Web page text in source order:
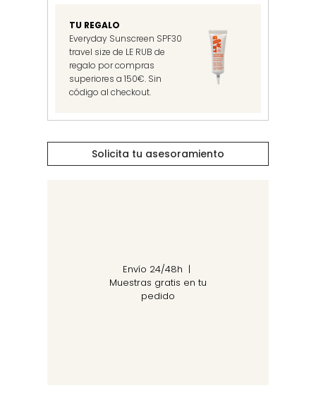
TU REGALO
Everyday Sunscreen SPF30
travel size de LE RUB de
regalo por compras
superiores a 150€. Sin
código al checkout.
Solicita tu asesoramiento
Envío 24/48h |
Muestras gratis en tu
pedido